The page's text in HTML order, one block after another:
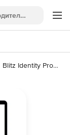
Blitz Identity Provider